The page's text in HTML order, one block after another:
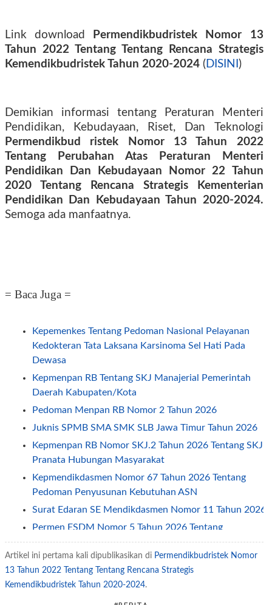
Link download
Permendikbudristek Nomor 13
Tahun 2022 Tentang Tentang Rencana Strategis
Kemendikbudristek Tahun 2020-2024 ( DISINI )
Demikian informasi tentang Peraturan Menteri
Pendidikan, Kebudayaan, Riset, Dan Teknologi
Permendikbud ristek Nomor 13 Tahun 2022
Tentang Perubahan Atas Peraturan Menteri
Pendidikan Dan Kebudayaan Nomor 22 Tahun
2020 Tentang Rencana Strategis Kementerian
Pendidikan Dan Kebudayaan Tahun 2020-2024.
Semoga ada manfaatnya.
= Baca Juga =
Kepemenkes Tentang Pedoman Nasional Pelayanan
Kedokteran Tata Laksana Karsinoma Sel Hati Pada
Dewasa
Kepmenpan RB Tentang SKJ Manajerial Pemerintah
Daerah Kabupaten/Kota
Pedoman Menpan RB Nomor 2 Tahun 2026
Juknis SPMB SMA SMK SLB Jawa Timur Tahun 2026
Kepmenpan RB Nomor SKJ.2 Tahun 2026 Tentang SKJ
Pranata Hubungan Masyarakat
Kepmendikdasmen Nomor 67 Tahun 2026 Tentang
Pedoman Penyusunan Kebutuhan ASN
Surat Edaran SE Mendikdasmen Nomor 11 Tahun 2026
Permen ESDM Nomor 5 Tahun 2026 Tentang
Pemberian Tunjangan Kinerja Pegawai
Jadwal Penerapan One Way dan Ganjil Genap Pada
Libur Idul Fitri 2026
Artikel ini pertama kali dipublikasikan di Permendikbudristek Nomor
13 Tahun 2022 Tentang Tentang Rencana Strategis
Kemendikbudristek Tahun 2020-2024.